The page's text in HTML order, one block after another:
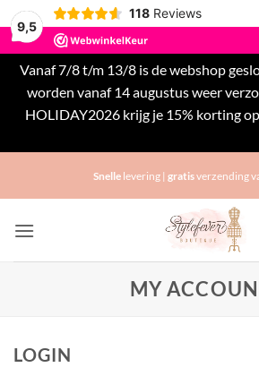
9,5
118 Reviews
Vanaf 7/8 t/m 13/8 is de webshop
worden vanaf 14 augustus weer
HOLIDAY2026 krijg je 15% korting
Snellelevering | gratisverzending
MY
LOGIN